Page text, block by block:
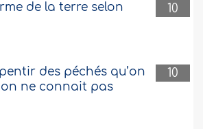
10
de la terre selon
10
des péchés qu’on
ne connait pas